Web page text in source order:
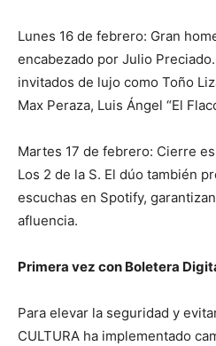
Lunes 16 de febrero: Gran
encabezado por Julio
invitados de lujo como Toño
Max Peraza, Luis Ángel “El
Martes 17 de febrero: Cierre
Los 2 de la S. El dúo también
escuchas en Spotify,
afluencia.
Primera vez con Boletera
Para elevar la seguridad y
CULTURA ha implementado